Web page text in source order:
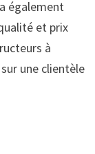
également
et prix
à
une clientèle